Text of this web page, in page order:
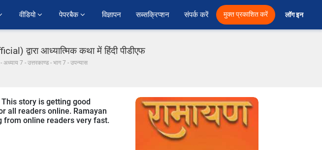
वीडियो पेपरबैक विज्ञापन सब्सक्रिप्शन संपर्क करें मुक्त प्रकाशित करें लॉग इन
द्वारा आध्यात्मिक कथा में हिंदी पीडीएफ
- अध्याय 7 - उत्तरकाण्ड - भाग 7 - उपन्यास
story is getting good
all readers online. Ramayan
from online readers very fast.